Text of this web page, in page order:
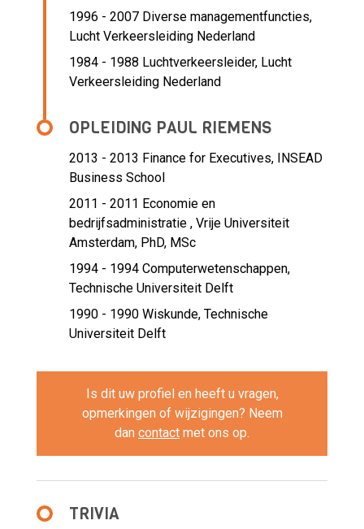
1996 - 2007 Diverse managementfuncties,
Lucht Verkeersleiding Nederland
1984 - 1988 Luchtverkeersleider, Lucht
Verkeersleiding Nederland
OPLEIDING PAUL RIEMENS
2013 - 2013 Finance for Executives, INSEAD
Business School
2011 - 2011 Economie en
bedrijfsadministratie , Vrije Universiteit
Amsterdam, PhD, MSc
1994 - 1994 Computerwetenschappen,
Technische Universiteit Delft
1990 - 1990 Wiskunde, Technische
Universiteit Delft
Is dit uw profiel en heeft u vragen,
opmerkingen of wijzigingen? Neem
dan contact met ons op.
TRIVIA